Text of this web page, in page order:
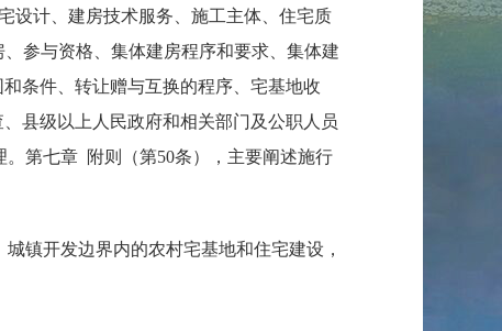
设计、建房技术服务、施工主体、住宅质
参与资格、集体建房程序和要求、集体建
条件、转让赠与互换的程序、宅基地收
县级以上人民政府和相关部门及公职人员
第七章 附则（第50条），主要阐述施行
镇开发边界内的农村宅基地和住宅建设，